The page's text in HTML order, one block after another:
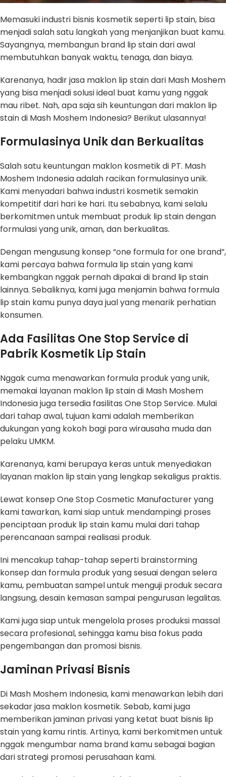
Memasuki industri bisnis kosmetik seperti lip stain, bisa
menjadi salah satu langkah yang menjanjikan buat kamu.
Sayangnya, membangun brand lip stain dari awal
membutuhkan banyak waktu, tenaga, dan biaya.
Karenanya, hadir jasa maklon lip stain dari Mash Moshem
yang bisa menjadi solusi ideal buat kamu yang nggak
mau ribet. Nah, apa saja sih keuntungan dari maklon lip
stain di Mash Moshem Indonesia? Berikut ulasannya!
Formulasinya Unik dan Berkualitas
Salah satu keuntungan maklon kosmetik di PT. Mash
Moshem Indonesia adalah racikan formulasinya unik.
Kami menyadari bahwa industri kosmetik semakin
kompetitif dari hari ke hari. Itu sebabnya, kami selalu
berkomitmen untuk membuat produk lip stain dengan
formulasi yang unik, aman, dan berkualitas.
Dengan mengusung konsep “one formula for one brand”,
kami percaya bahwa formula lip stain yang kami
kembangkan nggak pernah dipakai di brand lip stain
lainnya. Sebaliknya, kami juga menjamin bahwa formula
lip stain kamu punya daya jual yang menarik perhatian
konsumen.
Ada Fasilitas One Stop Service di
Pabrik Kosmetik Lip Stain
Nggak cuma menawarkan formula produk yang unik,
memakai layanan maklon lip stain di Mash Moshem
Indonesia juga tersedia fasilitas One Stop Service. Mulai
dari tahap awal, tujuan kami adalah memberikan
dukungan yang kokoh bagi para wirausaha muda dan
pelaku UMKM.
Karenanya, kami berupaya keras untuk menyediakan
layanan maklon lip stain yang lengkap sekaligus praktis.
Lewat konsep One Stop Cosmetic Manufacturer yang
kami tawarkan, kami siap untuk mendampingi proses
penciptaan produk lip stain kamu mulai dari tahap
perencanaan sampai realisasi produk.
Ini mencakup tahap-tahap seperti brainstorming
konsep dan formula produk yang sesuai dengan selera
kamu, pembuatan sampel untuk menguji produk secara
langsung, desain kemasan sampai pengurusan legalitas.
Kami juga siap untuk mengelola proses produksi massal
secara profesional, sehingga kamu bisa fokus pada
pengembangan dan promosi bisnis.
Jaminan Privasi Bisnis
Di Mash Moshem Indonesia, kami menawarkan lebih dari
sekadar jasa maklon kosmetik. Sebab, kami juga
memberikan jaminan privasi yang ketat buat bisnis lip
stain yang kamu rintis. Artinya, kami berkomitmen untuk
nggak mengumbar nama brand kamu sebagai bagian
dari strategi promosi perusahaan kami.